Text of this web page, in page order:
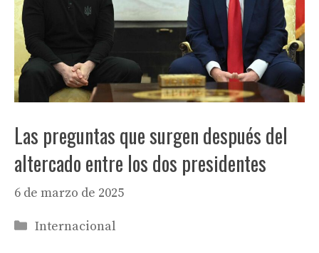
Las preguntas que surgen después del
altercado entre los dos presidentes
6 de marzo de 2025
Categorías
Internacional